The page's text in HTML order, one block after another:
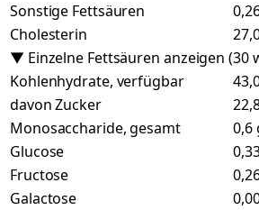
Sonstige Fettsäuren
Cholesterin
▼ Einzelne Fettsäuren anzeigen (30
Kohlenhydrate, verfügbar
davon Zucker
Monosaccharide, gesamt
0,6
Glucose
Fructose
Galactose